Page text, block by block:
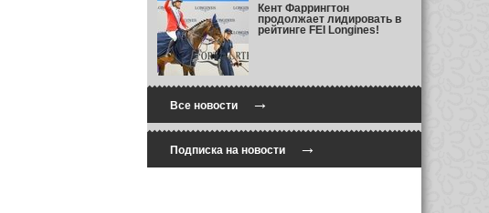
Кент Фаррингтон
продолжает лидировать в
рейтинге FEI Longines!
Все новости→
Подписка на новости→